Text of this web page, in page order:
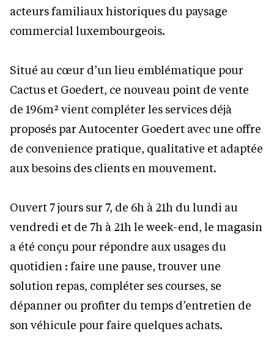
acteurs familiaux historiques du paysage
commercial luxembourgeois.
Situé au cœur d’un lieu emblématique pour
Cactus et Goedert, ce nouveau point de vente
de 196m² vient compléter les services déjà
proposés par Autocenter Goedert avec une offre
de convenience pratique, qualitative et adaptée
aux besoins des clients en mouvement.
Ouvert 7 jours sur 7, de 6h à 21h du lundi au
vendredi et de 7h à 21h le week-end, le magasin
a été conçu pour répondre aux usages du
quotidien : faire une pause, trouver une
solution repas, compléter ses courses, se
dépanner ou profiter du temps d’entretien de
son véhicule pour faire quelques achats.